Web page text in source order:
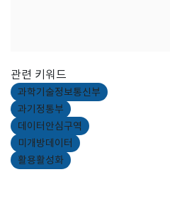
관련 키워드
과학기술정보통신부
과기정통부
데이터안심구역
미개방데이터
활용활성화